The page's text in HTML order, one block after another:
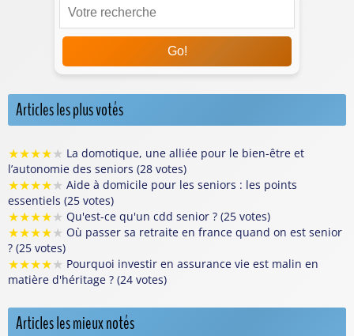
Go!
Articles les plus votés
★★★★★ La domotique, une alliée pour le bien-être et
l’autonomie des seniors (28 votes)
★★★★★ Aide à domicile pour les seniors : les points
essentiels (25 votes)
★★★★★ Qu'est-ce qu'un cdd senior ? (25 votes)
★★★★★ Où passer sa retraite en france quand on est senior
? (25 votes)
★★★★★ Pourquoi investir en assurance vie est malin en
matière d'héritage ? (24 votes)
Articles les mieux notés